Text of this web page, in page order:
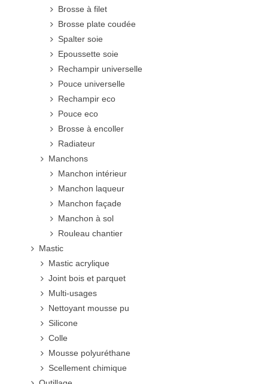
Brosse à filet
Brosse plate coudée
Spalter soie
Epoussette soie
Rechampir universelle
Pouce universelle
Rechampir eco
Pouce eco
Brosse à encoller
Radiateur
Manchons
Manchon intérieur
Manchon laqueur
Manchon façade
Manchon à sol
Rouleau chantier
Mastic
Mastic acrylique
Joint bois et parquet
Multi-usages
Nettoyant mousse pu
Silicone
Colle
Mousse polyuréthane
Scellement chimique